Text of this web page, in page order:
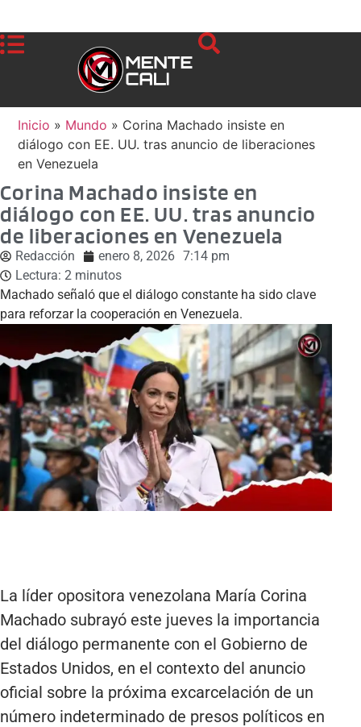
Inicio » Mundo » Corina Machado insiste en
diálogo con EE. UU. tras anuncio de liberaciones
en Venezuela
Corina Machado insiste en
diálogo con EE. UU. tras anuncio
de liberaciones en Venezuela
Redacción enero 8, 2026 7:14 pm
Lectura: 2 minutos
Machado señaló que el diálogo constante ha sido clave
para reforzar la cooperación en Venezuela.
La líder opositora venezolana María Corina
Machado subrayó este jueves la importancia
del diálogo permanente con el Gobierno de
Estados Unidos, en el contexto del anuncio
oficial sobre la próxima excarcelación de un
número indeterminado de presos políticos en